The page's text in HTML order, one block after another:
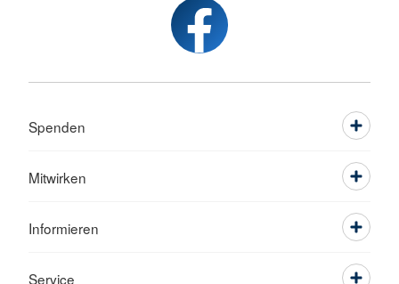
Spenden
Mitwirken
Informieren
Service